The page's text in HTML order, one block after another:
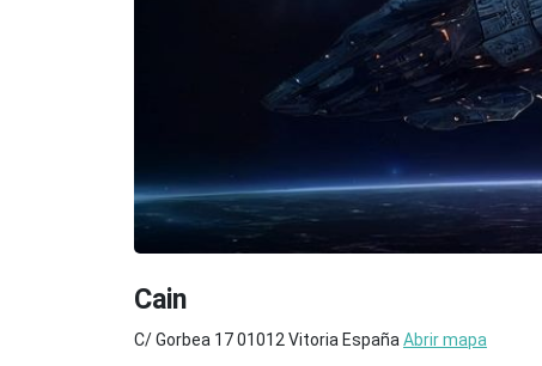
Cain
C/ Gorbea 17 01012 Vitoria EspañaAbrir mapa